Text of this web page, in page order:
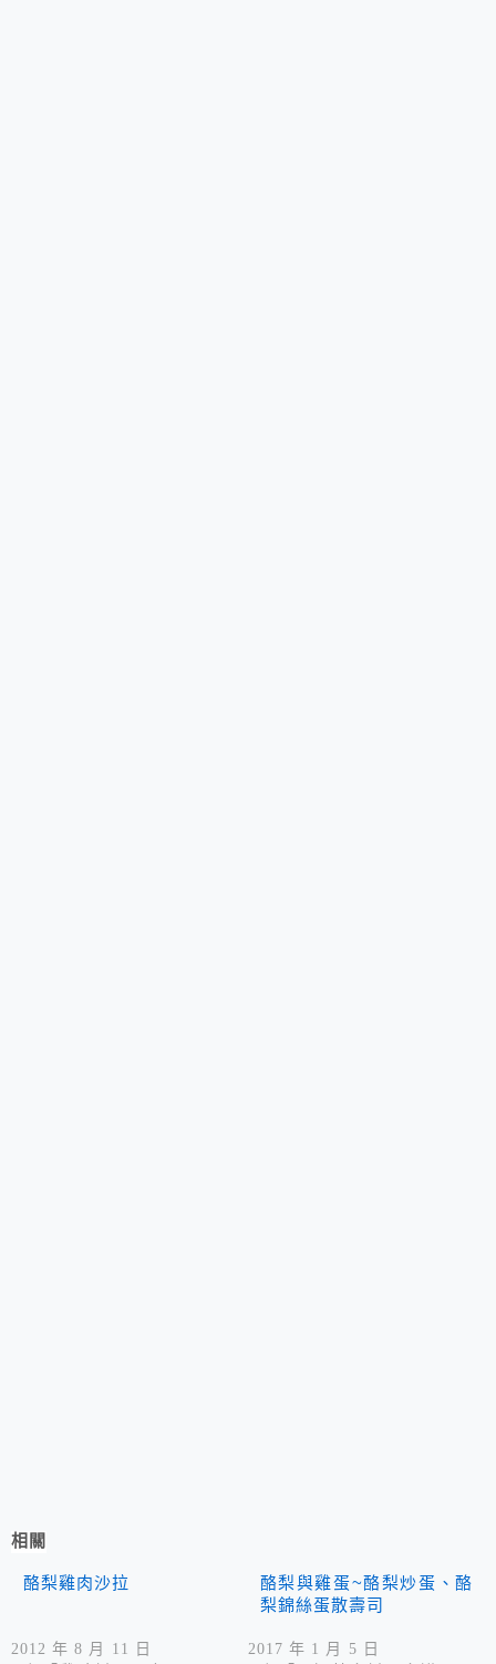
相關
酪梨雞肉沙拉
2012 年 8 月 11 日
酪梨與雞蛋~酪梨炒蛋、酪
梨錦絲蛋散壽司
2017 年 1 月 5 日